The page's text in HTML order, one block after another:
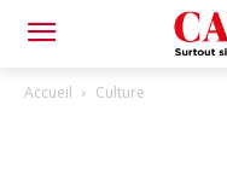
Accueil Culture